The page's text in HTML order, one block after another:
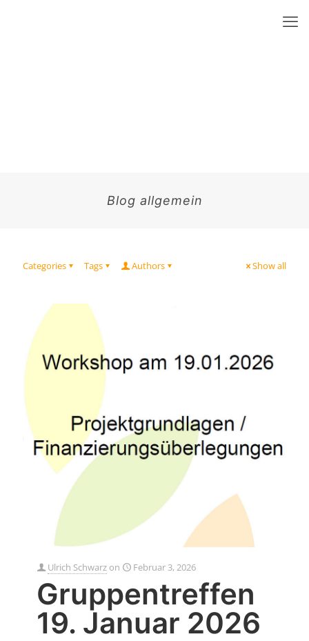
Blog allgemein
Categories Tags Authors Show all
Ulrich Schwarz on Februar 3, 2026
Gruppentreffen
19. Januar 2026